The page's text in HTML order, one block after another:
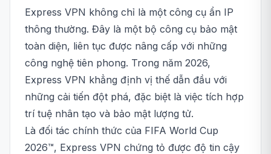
Express VPN không chỉ là một công cụ ẩn IP
thông thường. Đây là một bộ công cụ bảo mật
toàn diện, liên tục được nâng cấp với những
công nghệ tiên phong. Trong năm 2026,
Express VPN khẳng định vị thế dẫn đầu với
những cải tiến đột phá, đặc biệt là việc tích hợp
trí tuệ nhân tạo và bảo mật lượng tử.
Là đối tác chính thức của FIFA World Cup
2026™, Express VPN chứng tỏ được độ tin cậy